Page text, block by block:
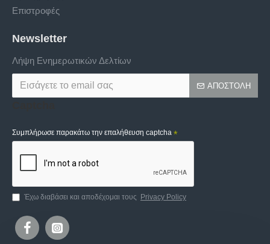
Επιστροφές
Newsletter
Λήψη Ενημερωτικών Δελτίων
ΑΠΟΣΤΟΛΉ
Συμπλήρωσε παρακάτω την επαλήθευση captcha
Έχω διαβάσει και αποδέχομαι τους Privacy Policy